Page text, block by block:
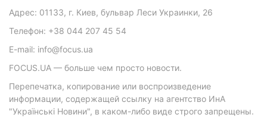
Адрес: 01133, г. Киев, бульвар Леси Украинки, 26
Телефон: +38 044 207 45 54
E-mail: info@focus.ua
FOCUS.UA — больше чем просто новости.
Перепечатка, копирование или воспроизведение
информации, содержащей ссылку на агентство ИнА
"Українські Новини", в каком-либо виде строго запрещены.